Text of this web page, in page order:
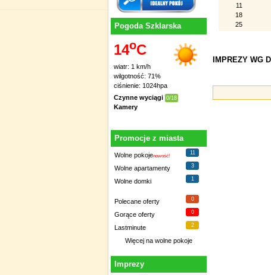
Pogoda Szklarska
14oC
wiatr: 1 km/h
wilgotność: 71%
ciśnienie: 1024hpa
Czynne wyciągi 0/18
Kamery
Promocje z miasta
Wolne pokojenowość!
11
Wolne apartamenty 3
Wolne domki 1
Polecane oferty 0
Gorące oferty 0
Lastminute 2
Więcej na wolne pokoje
Imprezy
11
18
25
IMPREZY WG